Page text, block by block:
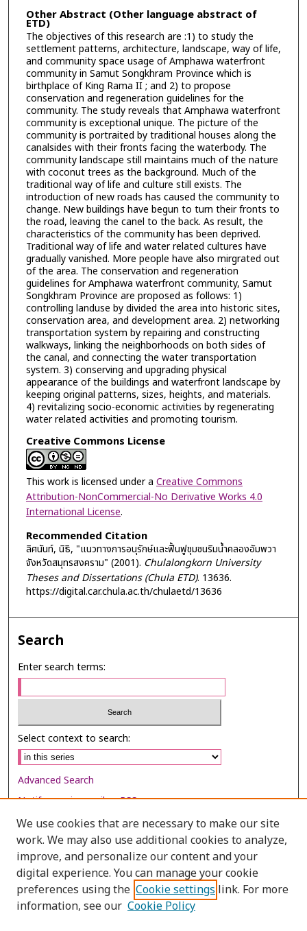
Other Abstract (Other language abstract of
ETD)
The objectives of this research are :1) to study the
settlement patterns, architecture, landscape, way of life,
and community space usage of Amphawa waterfront
community in Samut Songkhram Province which is
birthplace of King Rama II ; and 2) to propose
conservation and regeneration guidelines for the
community. The study reveals that Amphawa waterfront
community is exceptional unique. The picture of the
community is portraited by traditional houses along the
canalsides with their fronts facing the waterbody. The
community landscape still maintains much of the nature
with coconut trees as the background. Much of the
traditional way of life and culture still exists. The
introduction of new roads has caused the community to
change. New buildings have begun to turn their fronts to
the road, leaving the canel to the back. As result, the
characteristics of the community has been deprived.
Traditional way of life and water related cultures have
gradually vanished. More people have also mirgrated out
of the area. The conservation and regeneration
guidelines for Amphawa waterfront community, Samut
Songkhram Province are proposed as follows: 1)
controlling landuse by divided the area into historic sites,
conservation area, and development area. 2) networking
transportation system by repairing and constructing
walkways, linking the neighborhoods on both sides of
the canal, and connecting the water transportation
system. 3) conserving and upgrading physical
appearance of the buildings and waterfront landscape by
keeping original patterns, sizes, heights, and materials.
4) revitalizing socio-economic activities by regenerating
water related activities and promoting tourism.
Creative Commons License
This work is licensed under a Creative Commons
Attribution-NonCommercial-No Derivative Works 4.0
International License.
Recommended Citation
ลิศนันท์, นิธิ, "แนวทางการอนุรักษ์และฟื้นฟูชุมชนริมน้ำคลองอัมพวา
จังหวัดสมุทรสงคราม" (2001). Chulalongkorn University
Theses and Dissertations (Chula ETD). 13636.
https://digital.car.chula.ac.th/chulaetd/13636
Search
Enter search terms:
Select context to search:
Advanced Search
Notify me via email orRSS
Browse
Collections
Disciplines
Authors
We use cookies that are necessary to make our site
work. We may also use additional cookies to analyze,
improve, and personalize our content and your
digital experience. You can manage your cookie
preferences using the Cookie settings link. For more
information, see our Cookie Policy